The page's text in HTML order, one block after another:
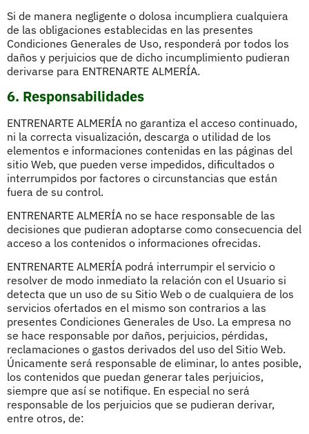
Si de manera negligente o dolosa incumpliera cualquiera
de las obligaciones establecidas en las presentes
Condiciones Generales de Uso, responderá por todos los
daños y perjuicios que de dicho incumplimiento pudieran
derivarse para ENTRENARTE ALMERÍA.
6. Responsabilidades
ENTRENARTE ALMERÍA no garantiza el acceso continuado,
ni la correcta visualización, descarga o utilidad de los
elementos e informaciones contenidas en las páginas del
sitio Web, que pueden verse impedidos, dificultados o
interrumpidos por factores o circunstancias que están
fuera de su control.
ENTRENARTE ALMERÍA no se hace responsable de las
decisiones que pudieran adoptarse como consecuencia del
acceso a los contenidos o informaciones ofrecidas.
ENTRENARTE ALMERÍA podrá interrumpir el servicio o
resolver de modo inmediato la relación con el Usuario si
detecta que un uso de su Sitio Web o de cualquiera de los
servicios ofertados en el mismo son contrarios a las
presentes Condiciones Generales de Uso. La empresa no
se hace responsable por daños, perjuicios, pérdidas,
reclamaciones o gastos derivados del uso del Sitio Web.
Únicamente será responsable de eliminar, lo antes posible,
los contenidos que puedan generar tales perjuicios,
siempre que así se notifique. En especial no será
responsable de los perjuicios que se pudieran derivar,
entre otros, de: